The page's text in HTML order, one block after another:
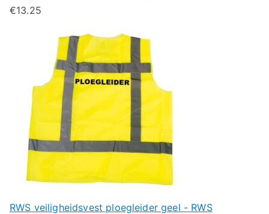
€13.25
RWS veiligheidsvest ploegleider geel - RWS